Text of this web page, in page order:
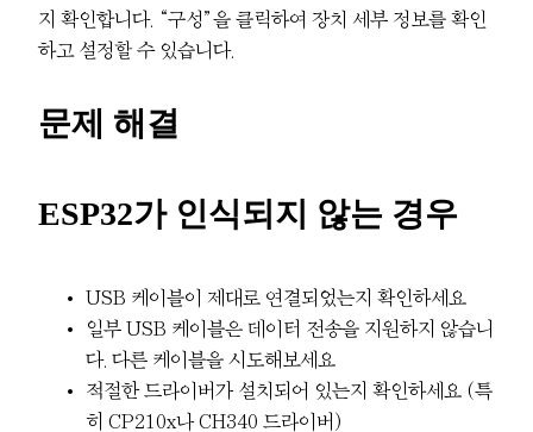
지 확인합니다. “구성”을 클릭하여 장치 세부 정보를 확인
하고 설정할 수 있습니다.
문제 해결
ESP32가 인식되지 않는 경우
USB 케이블이 제대로 연결되었는지 확인하세요
일부 USB 케이블은 데이터 전송을 지원하지 않습니
다. 다른 케이블을 시도해보세요
적절한 드라이버가 설치되어 있는지 확인하세요 (특
히 CP210x나 CH340 드라이버)